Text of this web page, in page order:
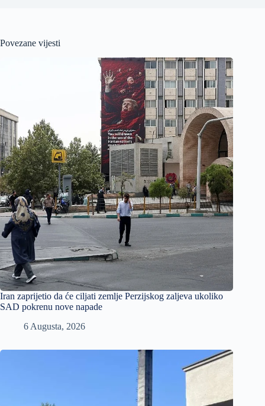
Povezane vijesti
Iran zaprijetio da će ciljati zemlje Perzijskog zaljeva ukoliko
SAD pokrenu nove napade
6 Augusta, 2026